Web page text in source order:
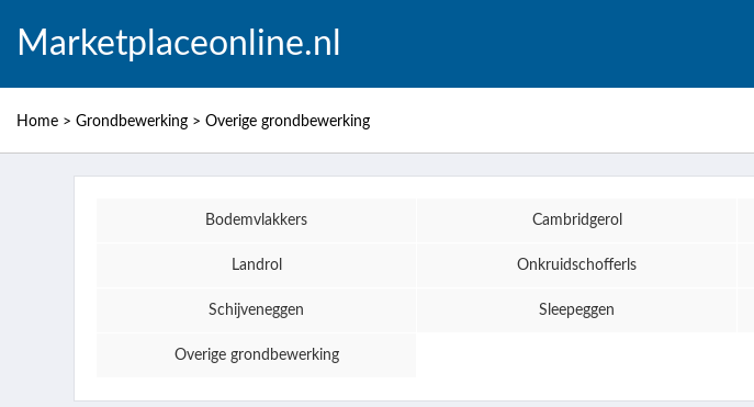
Marketplaceonline.nl
Home > Grondbewerking > Overige grondbewerking
Bodemvlakkers Cambridgerol
Landrol Onkruidschofferls
Schijveneggen Sleepeggen
Overige grondbewerking